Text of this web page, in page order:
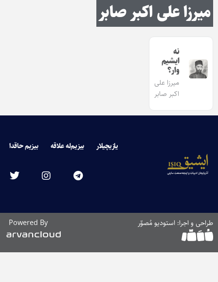
میرزا علی اکبر صابر
نه
ایشیم
وار؟
میرزا علی
اکبر صابر
یازیچیلار بیزیم‌له علاقه بیزیم حاقدا
طراحی و اجرا: استودیو مُصوّر Powered By